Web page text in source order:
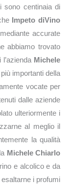
sono centinaia di
Impeto diVino
accurate
abbiamo trovato
Michele
importanti della
vocate per
dalle aziende
ulteriormente i
al meglio il
la qualità
Michele Chiarlo
e alcolico e da
i profumi